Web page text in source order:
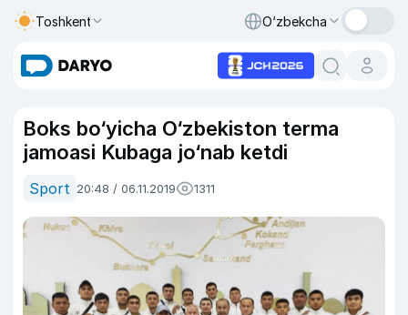
Toshkent O‘zbekcha
Boks bo‘yicha O‘zbekiston terma
jamoasi Kubaga jo‘nab ketdi
Sport 20:48 / 06.11.2019 1311